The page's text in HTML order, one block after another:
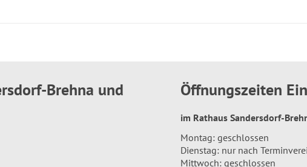
Brehna und
Öffnungszeiten
im Rathaus Sandersdorf-
Montag: geschlossen
Dienstag: nur nach
Mittwoch: geschlossen